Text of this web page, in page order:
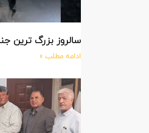
سالروز بزرگ ترین
ادامه مطلب »